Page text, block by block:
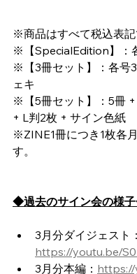
※商品はすべて税込表記
※【SpecialEdition】：
※【3冊セット】：各号
ェキ
※【5冊セット】：5冊
+ L判2枚 + サイン色紙
※ZINE1冊につき1枚各
す。
◆過去のサイン会の様
3月分ダイジェスト：
https://youtu.be/
3月分本編： https://